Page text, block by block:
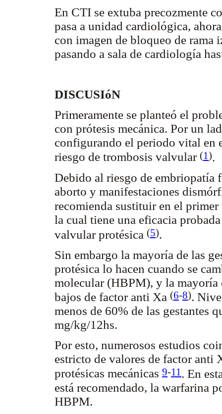
En CTI se extuba precozmente
pasa a unidad cardiológica,
con imagen de bloqueo de
pasando a sala de cardiología
DISCUSIóN
Primeramente se planteó el
con prótesis mecánica. Por un
configurando el periodo vital en
riesgo de trombosis valvular (1).
Debido al riesgo de embriopatía
aborto y manifestaciones
recomienda sustituir en el
la cual tiene una eficacia
valvular protésica (5).
Sin embargo la mayoría de las
protésica lo hacen cuando se
molecular (HBPM), y la mayoría
bajos de factor anti Xa (6-8).
menos de 60% de las gestantes
mg/kg/12hs.
Por esto, numerosos estudios
estricto de valores de factor anti
protésicas mecánicas 9-11 . En
está recomendado, la warfarina
HBPM.